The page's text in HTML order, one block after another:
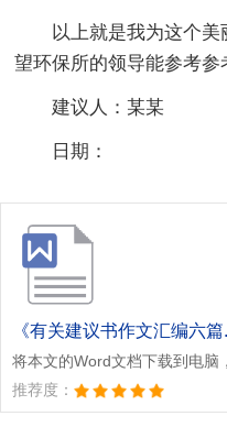
以上就是我为这个
望环保所的领导能参考参
建议人：某某
日期：
《有关建议书作文汇编六篇
将本文的Word文档下载到电脑
推荐度：